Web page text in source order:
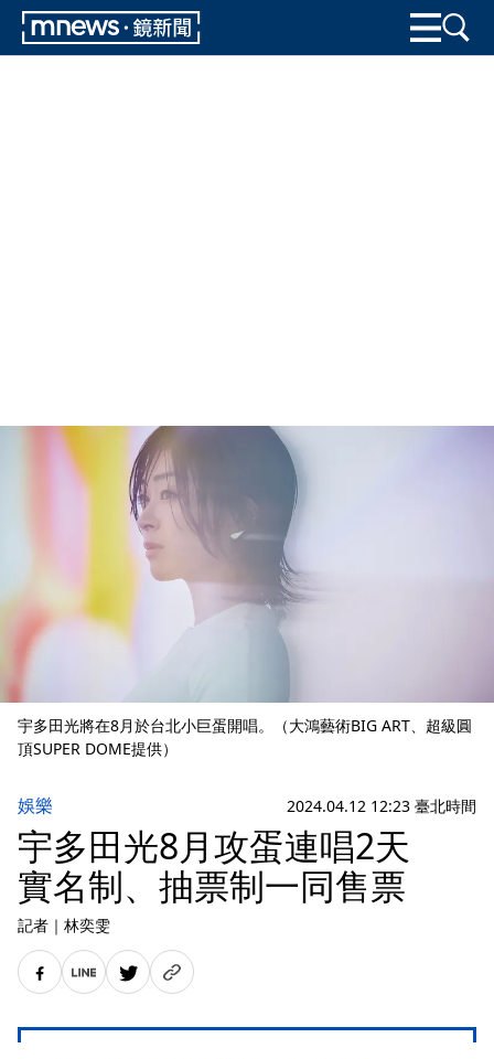
宇多田光將在8月於台北小巨蛋開唱。（大鴻藝術BIG ART、超級圓
頂SUPER DOME提供）
娛樂 2024.04.12 12:23 臺北時間
宇多田光8月攻蛋連唱2天
實名制、抽票制一同售票
記者 ｜ 林奕雯